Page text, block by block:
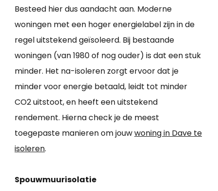
Besteed hier dus aandacht aan. Moderne
woningen met een hoger energielabel zijn in de
regel uitstekend geïsoleerd. Bij bestaande
woningen (van 1980 of nog ouder) is dat een stuk
minder. Het na-isoleren zorgt ervoor dat je
minder voor energie betaald, leidt tot minder
CO2 uitstoot, en heeft een uitstekend
rendement. Hierna check je de meest
toegepaste manieren om jouwwoning in Dave te
isoleren.
Spouwmuurisolatie